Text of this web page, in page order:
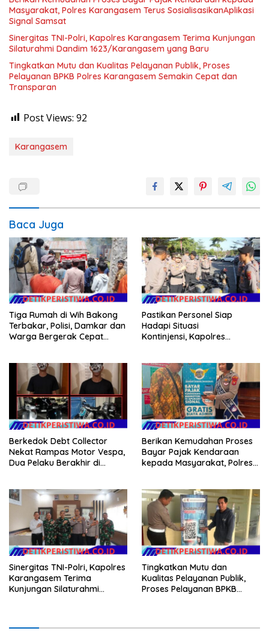
Masyarakat, Polres Karangasem Terus SosialisasikanAplikasi
Signal Samsat
Sinergitas TNI-Polri, Kapolres Karangasem Terima Kunjungan
Silaturahmi Dandim 1623/Karangasem yang Baru
Tingkatkan Mutu dan Kualitas Pelayanan Publik, Proses
Pelayanan BPKB Polres Karangasem Semakin Cepat dan
Transparan
Post Views: 92
Karangasem
Baca Juga
Tiga Rumah di Wih Bakong
Terbakar, Polisi, Damkar dan
Warga Bergerak Cepat
Pastikan Personel Siap
Hadapi Situasi
Kontinjensi, Kapolres
Dalmas
Berkedok Debt Collector
Nekat Rampas Motor Vespa,
Dua Pelaku Berakhir di
Berikan Kemudahan Proses
Bayar Pajak Kendaraan
kepada Masyarakat, Polres
Samsat
Sinergitas TNI-Polri, Kapolres
Karangasem Terima
Kunjungan Silaturahmi
Tingkatkan Mutu dan
Kualitas Pelayanan Publik,
Proses Pelayanan BPKB